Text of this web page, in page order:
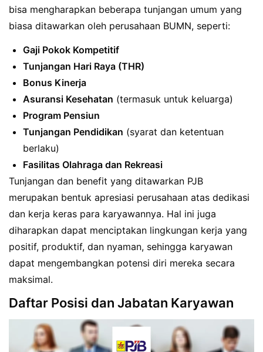
bisa mengharapkan beberapa tunjangan umum yang
biasa ditawarkan oleh perusahaan BUMN, seperti:
Gaji Pokok Kompetitif
Tunjangan Hari Raya (THR)
Bonus Kinerja
Asuransi Kesehatan (termasuk untuk keluarga)
Program Pensiun
Tunjangan Pendidikan (syarat dan ketentuan
berlaku)
Fasilitas Olahraga dan Rekreasi
Tunjangan dan benefit yang ditawarkan PJB
merupakan bentuk apresiasi perusahaan atas dedikasi
dan kerja keras para karyawannya. Hal ini juga
diharapkan dapat menciptakan lingkungan kerja yang
positif, produktif, dan nyaman, sehingga karyawan
dapat mengembangkan potensi diri mereka secara
maksimal.
Daftar Posisi dan Jabatan Karyawan